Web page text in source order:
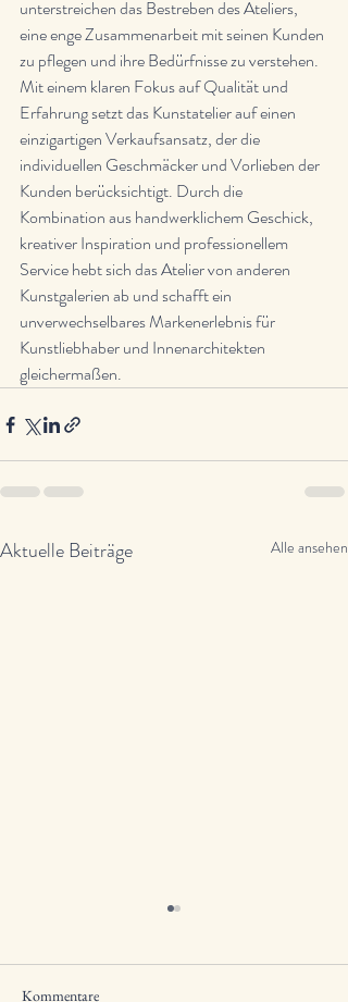
unterstreichen das Bestreben des Ateliers,
eine enge Zusammenarbeit mit seinen Kunden
zu pflegen und ihre Bedürfnisse zu verstehen.
Mit einem klaren Fokus auf Qualität und
Erfahrung setzt das Kunstatelier auf einen
einzigartigen Verkaufsansatz, der die
individuellen Geschmäcker und Vorlieben der
Kunden berücksichtigt. Durch die
Kombination aus handwerklichem Geschick,
kreativer Inspiration und professionellem
Service hebt sich das Atelier von anderen
Kunstgalerien ab und schafft ein
unverwechselbares Markenerlebnis für
Kunstliebhaber und Innenarchitekten
gleichermaßen.
Aktuelle Beiträge Alle ansehen
Kommentare